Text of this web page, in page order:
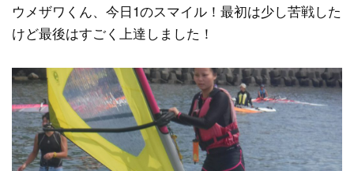
ウメザワくん、今日1のスマイル！最初は少し苦戦した
けど最後はすごく上達しました！